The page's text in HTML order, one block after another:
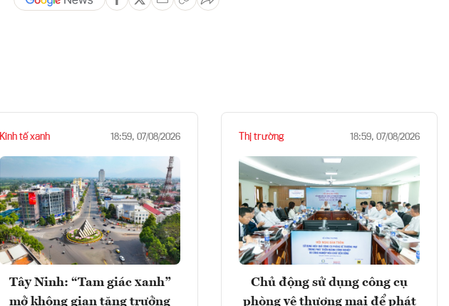
Kinh tế xanh 18:59, 07/08/2026
Tây Ninh: “Tam giác xanh”
mở không gian tăng trưởng
Thị trường 18:59, 07/08/2026
Chủ động sử dụng công cụ
phòng vệ thương mại để phát